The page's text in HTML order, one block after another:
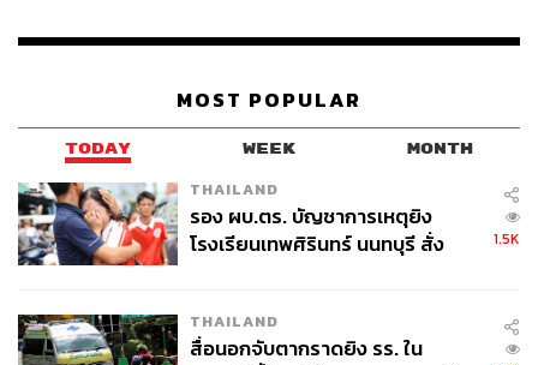
www.thesefootballtimes.co/2016/11/15/how-marcello-
lippi-masterminded-the-resurgence-of-juventus-in-the-199
–www.youtube.com/watch?v=05Fz0bQfiYQ
–www.dailymail.co.uk/~/article-4480708/index.html
TAGS: Football Marcello Lippi
European Football 2017
MOST POPULAR
TODAY WEEK MONTH
THAILAND
รอง ผบ.ตร. บัญชาการเหตุยิง
โรงเรียนเทพศิรินทร์ นนทบุรี สั่ง
1.5K
THAILAND
สื่อนอกจับตากราดยิง รร. ใน